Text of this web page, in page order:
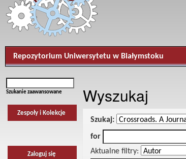
Repozytorium Uniwersytetu w Białymstoku
Szukanie zaawansowane
Zespoły i Kolekcje
Zaloguj się
Wyszukaj
Szukaj:
for
Aktualne filtry: